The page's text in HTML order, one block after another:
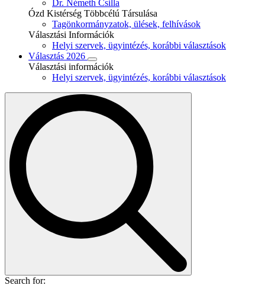
Dr. Németh Csilla
Ózd Kistérség Többcélú Társulása
Tagönkormányzatok, ülések, felhívások
Választási Információk
Helyi szervek, ügyintézés, korábbi választások
Választás 2026
Választási információk
Helyi szervek, ügyintézés, korábbi választások
Search for: